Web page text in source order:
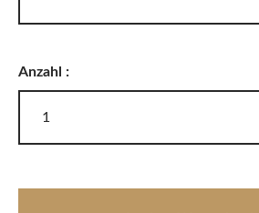
Anzahl :